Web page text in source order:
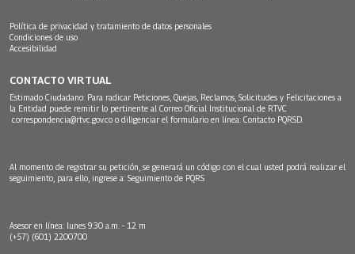
Política de privacidad y tratamiento de datos personales
Condiciones de uso
Accesibilidad
CONTACTO VIRTUAL
Estimado Ciudadano: Para radicar Peticiones, Quejas, Reclamos, Solicitudes y Felicitaciones a
la Entidad puede remitir lo pertinente al Correo Oficial Institucional de RTVC
correspondencia@rtvc.gov.co o diligenciar el formulario en línea: Contacto PQRSD.
Al momento de registrar su petición, se generará un código con el cual usted podrá realizar el
seguimiento, para ello, ingrese a: Seguimiento de PQRS
Asesor en línea: lunes 9:30 a.m. - 12 m
(+57) (601) 2200700